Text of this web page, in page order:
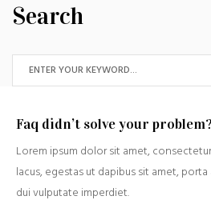
Search
Faq didn’t solve your problem?
Lorem ipsum dolor sit amet,
lacus, egestas ut dapibus sit amet,
dui vulputate imperdiet.